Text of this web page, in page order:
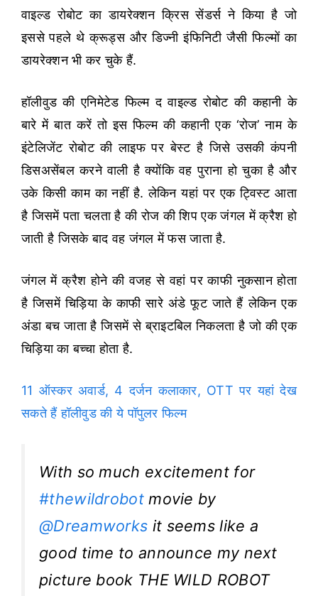
वाइल्ड रोबोट का डायरेक्शन क्रिस सेंडर्स ने किया है जो
इससे पहले थे क्रूड्स और डिज्नी इंफिनिटी जैसी फिल्मों का
डायरेक्शन भी कर चुके हैं.
हॉलीवुड की एनिमेटेड फिल्म द वाइल्ड रोबोट की कहानी के
बारे में बात करें तो इस फिल्म की कहानी एक ‘रोज’ नाम के
इंटेलिजेंट रोबोट की लाइफ पर बेस्ट है जिसे उसकी कंपनी
डिसअसेंबल करने वाली है क्योंकि वह पुराना हो चुका है और
उके किसी काम का नहीं है. लेकिन यहां पर एक ट्विस्ट आता
है जिसमें पता चलता है की रोज की शिप एक जंगल में क्रैश हो
जाती है जिसके बाद वह जंगल में फस जाता है.
जंगल में क्रैश होने की वजह से वहां पर काफी नुकसान होता
है जिसमें चिड़िया के काफी सारे अंडे फूट जाते हैं लेकिन एक
अंडा बच जाता है जिसमें से ब्राइटबिल निकलता है जो की एक
चिड़िया का बच्चा होता है.
11 ऑस्कर अवार्ड, 4 दर्जन कलाकार, OTT पर यहां देख
सकते हैं हॉलीवुड की ये पॉपुलर फिल्म
With so much excitement for
#thewildrobotmovie by
@Dreamworks it seems like a
good time to announce my next
picture book THE WILD ROBOT